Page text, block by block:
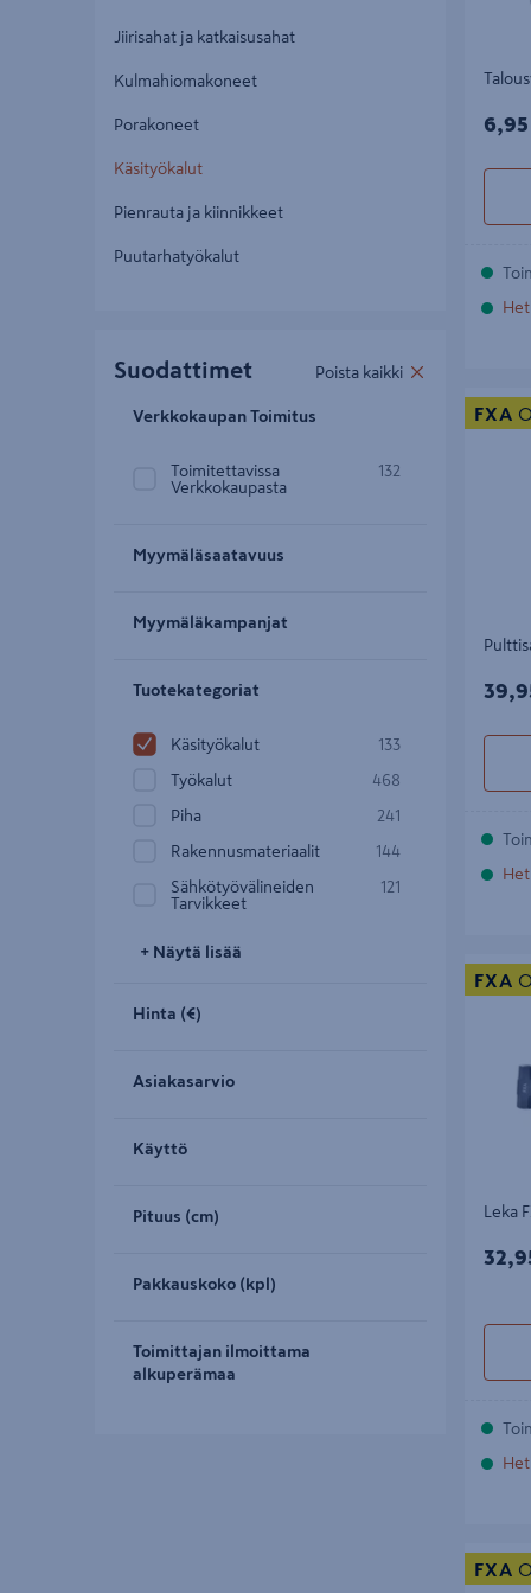
Jiirisahat ja katkaisusahat
Kulmahiomakoneet
Porakoneet
Käsityökalut
Pienrauta ja kiinnikkeet
Puutarhatyökalut
Poista kaikki
Suodattimet
Verkkokaupan Toimitus
Toimitettavissa
Verkkokaupasta
132
Myymäläsaatavuus
Myymäläkampanjat
Tuotekategoriat
Käsityökalut 133
Työkalut 468
Piha 241
Rakennusmateriaalit 144
Sähkötyövälineiden
Tarvikkeet
121
+ Näytä lisää
Hinta (€)
Asiakasarvio
Käyttö
Pituus (cm)
Pakkauskoko (kpl)
Toimittajan ilmoittama
alkuperämaa
6,95
FXA
Leka
Leka
FXA
FXA